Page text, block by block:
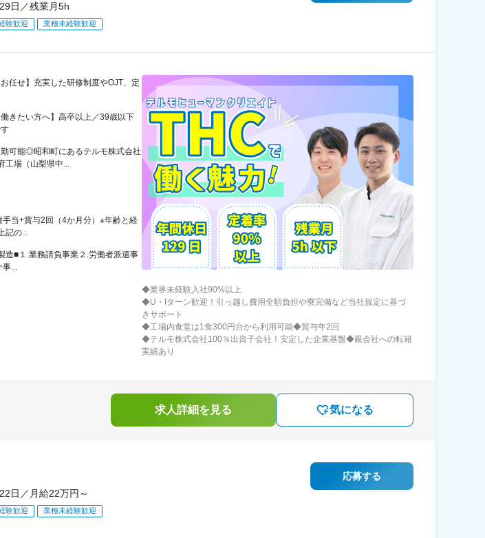
日／残業月5h
験歓迎 業種未経験歓迎
任せ】充実した研修制度やOJT、定
きたい方へ】高卒以上／39歳以下
勤可能◎昭和町にあるテルモ株式会社
場（山梨県中...
当+賞与2回（4か月分）※年齢と経
の...
造■１.業務請負事業２.労働者派遣事
...
◆業界未経験入社90%以上
◆U・Iターン歓迎！引っ越し費用全額負担や寮完備など当社規定に基づ
きサポート
◆工場内食堂は1食300円台から利用可能◆賞与年2回
◆テルモ株式会社100％出資子会社！安定した企業基盤◆親会社への転籍
実績あり
求人詳細を見る 気になる
日／月給22万円～
験歓迎 業種未経験歓迎
応募する